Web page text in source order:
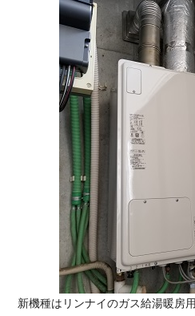
新機種はリンナイのガス給湯暖房